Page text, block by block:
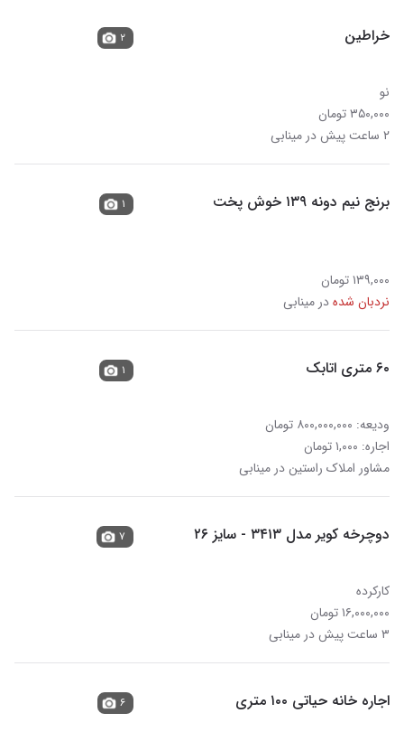
خراطین
نو
۳۵۰,۰۰۰ تومان
۲ ساعت پیش در مینابی
۲
برنج‌ نیم دونه ۱۳۹ خوش پخت
۱۳۹,۰۰۰ تومان
نردبان شدهدر مینابی
۱
۶۰ متری اتابک
ودیعه: ۸۰۰,۰۰۰,۰۰۰ تومان
اجاره: ۱,۰۰۰ تومان
مشاور املاک راستین در مینابی
۱
دوچرخه کویر مدل ۳۴۱۳ - سایز ۲۶
کارکرده
۱۶,۰۰۰,۰۰۰ تومان
۳ ساعت پیش در مینابی
۷
اجاره خانه حیاتی ۱۰۰ متری ۶